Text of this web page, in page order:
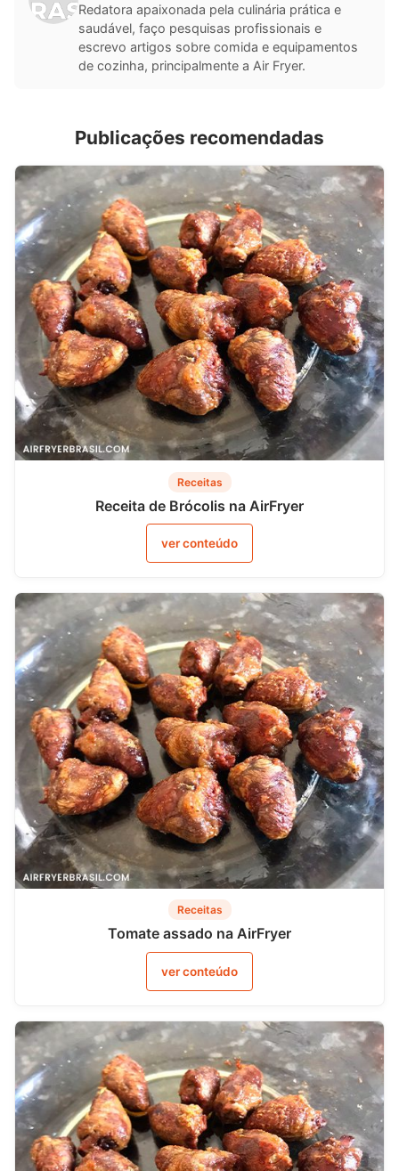
Redatora apaixonada pela culinária prática e
saudável, faço pesquisas profissionais e
escrevo artigos sobre comida e equipamentos
de cozinha, principalmente a Air Fryer.
Publicações recomendadas
Receitas
Receita de Brócolis na AirFryer
ver conteúdo
Receitas
Tomate assado na AirFryer
ver conteúdo